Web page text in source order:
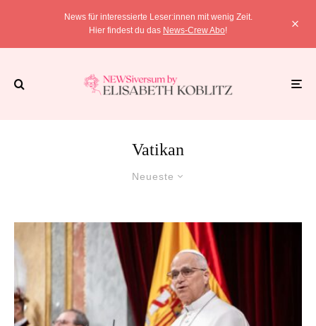
News für interessierte Leser:innen mit wenig Zeit.
Hier findest du das News-Crew Abo!
Vatikan
Neueste